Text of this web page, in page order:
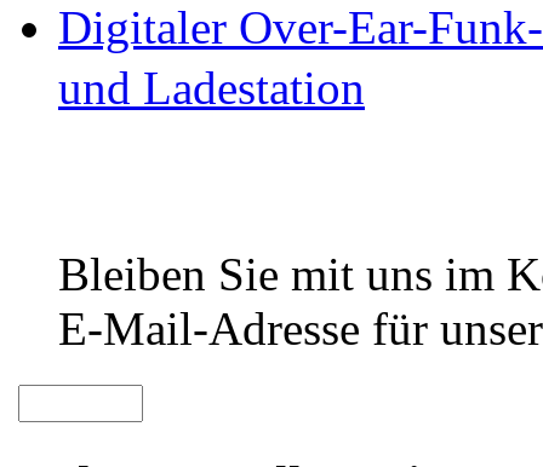
Digitaler Over-Ear-
und Ladestation
Bleiben Sie mit uns im
E-Mail-Adresse für